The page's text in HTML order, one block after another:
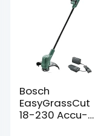
Bosch
EasyGrassCut
18-230 Accu-